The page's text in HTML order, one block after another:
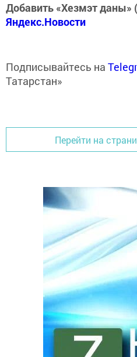
Добавить «Хезмэт даны»
Яндекс.Новости
Подписывайтесь на
Татарстан»
Перейти на